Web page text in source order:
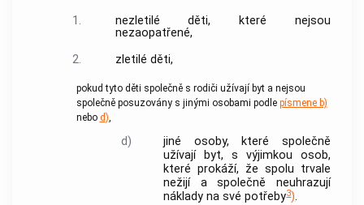
1.
nezletilé děti, které nejsou
nezaopatřené,
2.
zletilé děti,
pokud tyto děti společně s rodiči užívají byta nejsou
společně posuzovány s jinými osobami podle písmene b)
nebo d),
d)
jiné osoby, které společně
užívají
byt, s výjimkou osob,
které prokáží, že spolu trvale
nežijí a společně neuhrazují
náklady na své potřeby3).